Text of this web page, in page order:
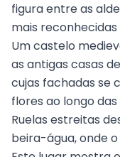
figura entre as
mais reconhecidas
Um castelo
as antigas casas
cujas fachadas se
flores ao longo
Ruelas estreitas
beira-água, onde